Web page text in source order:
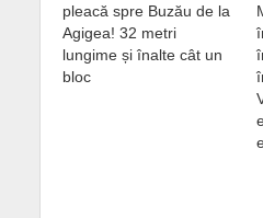
pleacă spre Buzău de la
Agigea! 32 metri
lungime și înalte cât un
bloc